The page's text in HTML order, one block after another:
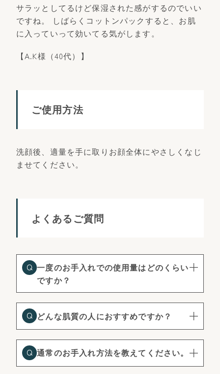
サラッとしてるけど保湿された感がするのでいい
ですね。 しばらくコットンパックすると、お肌
に入っていって効いてる気がします。
【A.K様（40代）】
ご使用方法
洗顔後、適量を手に取りお顔全体にやさしくなじ
ませてください。
よくあるご質問
一度のお手入れでの使用量はどのくらい
ですか？
どんな肌質の人におすすめですか？
通常のお手入れ方法を教えてください。